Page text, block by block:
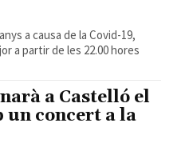
a causa de la Covid-19,
a partir de les 22.00 hores
a Castelló el
un concert a la